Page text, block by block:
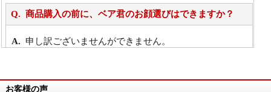
商品購入の前に、ベア君のお顔選びはできますか？
申し訳ございませんができません。
お客様の声